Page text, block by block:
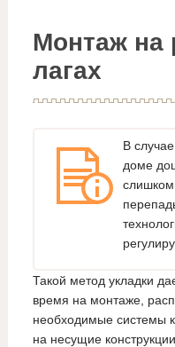
Монтаж на
лагах
В
доме
слишком
Такой метод укладки
время на монтаже,
необходимые системы
на несущие